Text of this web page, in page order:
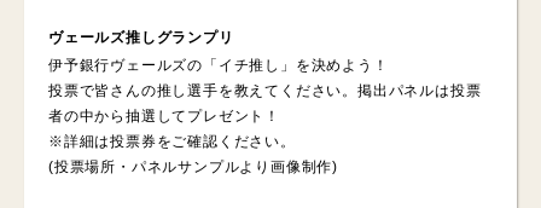
ヴェールズ推しグランプリ
伊予銀行ヴェールズの「イチ推し」を決めよう！
投票で皆さんの推し選手を教えてください。掲出パネルは投票
者の中から抽選してプレゼント！
※詳細は投票券をご確認ください。
(投票場所・パネルサンプルより画像制作)